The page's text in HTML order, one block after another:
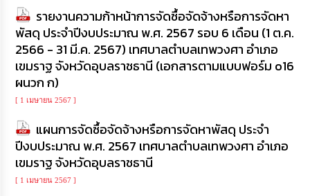
บริหาร
และ
พัฒนา
ทรัพยากร
บุคคล
การ
จัด
ซื้อ
จัด
จ้าง
การ
รายงานความก้าหน้าการจัดซื้อจัดจ้างหรือการจัดหา
พัสดุ ประจำปีงบประมาณ พ.ศ. 2567 รอบ 6 เดือน (1 ต.ค.
2566 - 31 มี.ค. 2567) เทศบาลตำบลเทพวงศา อำเภอ
เขมราฐ จังหวัดอุบลราชธานี (เอกสารตามแบบฟอร์ม o16
ผนวก ก)
[ 1 เมษายน 2567 ]
แผนการจัดซื้อจัดจ้างหรือการจัดหาพัสดุ ประจำ
ปีงบประมาณ พ.ศ. 2567 เทศบาลตำบลเทพวงศา อำเภอ
เขมราฐ จังหวัดอุบลราชธานี
[ 1 เมษายน 2567 ]